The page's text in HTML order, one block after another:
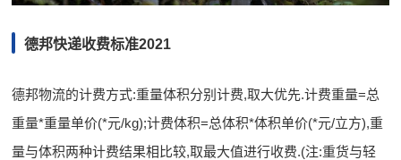
德邦快递收费标准2021
德邦物流的计费方式:重量体积分别计费,取大优先.计费重量=总
重量*重量单价(*元/kg);计费体积=总体积*体积单价(*元/立方),重
量与体积两种计费结果相比较,取最大值进行收费.(注:重货与轻